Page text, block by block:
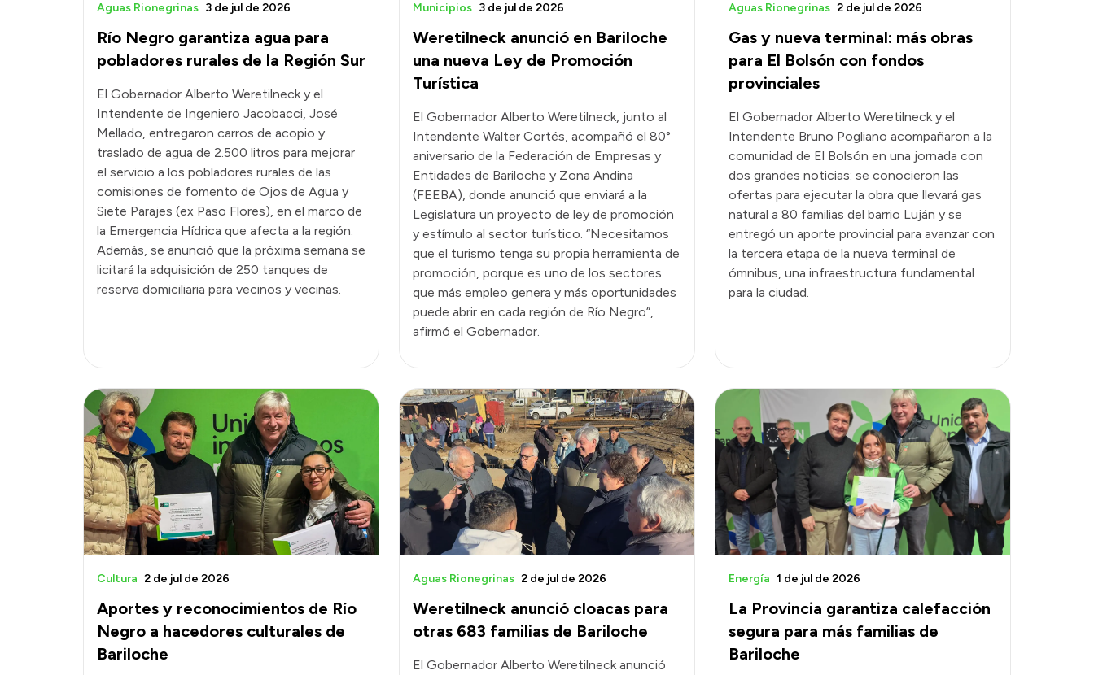
Río Negro garantiza agua para
pobladores rurales de la Región Sur
Aguas Rionegrinas 3 de jul de 2026
El Gobernador Alberto Weretilneck y el
Intendente de Ingeniero Jacobacci, José
Mellado, entregaron carros de acopio y
traslado de agua de 2.500 litros para mejorar
el servicio a los pobladores rurales de las
comisiones de fomento de Ojos de Agua y
Siete Parajes (ex Paso Flores), en el marco de
la Emergencia Hídrica que afecta a la región.
Además, se anunció que la próxima semana se
licitará la adquisición de 250 tanques de
reserva domiciliaria para vecinos y vecinas.
Weretilneck anunció en Bariloche
una nueva Ley de Promoción
Turística
Municipios 3 de jul de 2026
El Gobernador Alberto Weretilneck, junto al
Intendente Walter Cortés, acompañó el 80°
aniversario de la Federación de Empresas y
Entidades de Bariloche y Zona Andina
(FEEBA), donde anunció que enviará a la
Legislatura un proyecto de ley de promoción
y estímulo al sector turístico. “Necesitamos
que el turismo tenga su propia herramienta de
promoción, porque es uno de los sectores
que más empleo genera y más oportunidades
puede abrir en cada región de Río Negro”,
afirmó el Gobernador.
Gas y nueva terminal: más obras
para El Bolsón con fondos
provinciales
Aguas Rionegrinas 2 de jul de 2026
El Gobernador Alberto Weretilneck y el
Intendente Bruno Pogliano acompañaron a la
comunidad de El Bolsón en una jornada con
dos grandes noticias: se conocieron las
ofertas para ejecutar la obra que llevará gas
natural a 80 familias del barrio Luján y se
entregó un aporte provincial para avanzar con
la tercera etapa de la nueva terminal de
ómnibus, una infraestructura fundamental
para la ciudad.
Aportes y reconocimientos de Río
Negro a hacedores culturales de
Bariloche
Cultura 2 de jul de 2026
Weretilneck anunció cloacas para
otras 683 familias de Bariloche
Aguas Rionegrinas 2 de jul de 2026
El Gobernador Alberto Weretilneck anunció
La Provincia garantiza calefacción
segura para más familias de
Bariloche
Energía 1 de jul de 2026